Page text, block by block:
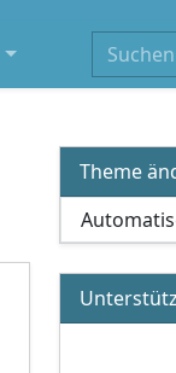
Suchen
Theme